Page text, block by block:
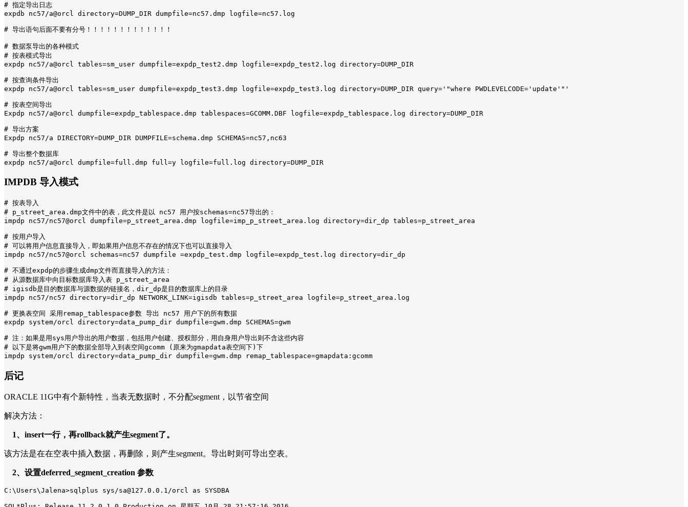
# 指定导出日志
expdb nc57/a@orcl directory=DUMP_DIR dumpfile=nc57.dmp logfile=nc57.log
# 导出语句后面不要有分号！！！！！！！！！！！！！
# 数据泵导出的各种模式
# 按表模式导出
expdp nc57/a@orcl tables=sm_user dumpfile=expdp_test2.dmp logfile=expdp_test2.log directory=DUMP_DIR
# 按查询条件导出
expdp nc57/a@orcl tables=sm_user dumpfile=expdp_test3.dmp logfile=expdp_test3.log directory=DUMP_DIR query='"where PWDLEVELCODE='update'"'
# 按表空间导出
Expdp nc57/a@orcl dumpfile=expdp_tablespace.dmp tablespaces=GCOMM.DBF logfile=expdp_tablespace.log directory=DUMP_DIR
# 导出方案
Expdp nc57/a DIRECTORY=DUMP_DIR DUMPFILE=schema.dmp SCHEMAS=nc57,nc63
# 导出整个数据库
expdp nc57/a@orcl dumpfile=full.dmp full=y logfile=full.log directory=DUMP_DIR
IMPDB 导入模式
# 按表导入
# p_street_area.dmp文件中的表，此文件是以 nc57 用户按schemas=nc57导出的：
impdp nc57/nc57@orcl dumpfile=p_street_area.dmp logfile=imp_p_street_area.log directory=dir_dp tables=p_street_area
# 按用户导入
# 可以将用户信息直接导入，即如果用户信息不存在的情况下也可以直接导入
impdp nc57/nc57@orcl schemas=nc57 dumpfile =expdp_test.dmp logfile=expdp_test.log directory=dir_dp
# 不通过expdp的步骤生成dmp文件而直接导入的方法：
# 从源数据库中向目标数据库导入表 p_street_area
# igisdb是目的数据库与源数据的链接名，dir_dp是目的数据库上的目录
impdp nc57/nc57 directory=dir_dp NETWORK_LINK=igisdb tables=p_street_area logfile=p_street_area.log
# 更换表空间 采用remap_tablespace参数 导出 nc57 用户下的所有数据
expdp system/orcl directory=data_pump_dir dumpfile=gwm.dmp SCHEMAS=gwm
# 注：如果是用sys用户导出的用户数据，包括用户创建、授权部分，用自身用户导出则不含这些内容
# 以下是将gwm用户下的数据全部导入到表空间gcomm (原来为gmapdata表空间下)下
impdp system/orcl directory=data_pump_dir dumpfile=gwm.dmp remap_tablespace=gmapdata:gcomm
后记
ORACLE 11G中有个新特性，当表无数据时，不分配segment，以节省空间
解决方法：
1、insert一行，再rollback就产生segment了。
该方法是在在空表中插入数据，再删除，则产生segment。导出时则可导出空表。
2、设置deferred_segment_creation 参数
C:\Users\Jalena>sqlplus sys/sa@127.0.0.1/orcl as SYSDBA